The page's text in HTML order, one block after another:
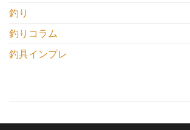
釣り
釣りコラム
釣具インプレ